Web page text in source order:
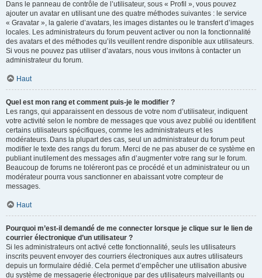
Dans le panneau de contrôle de l’utilisateur, sous « Profil », vous pouvez
ajouter un avatar en utilisant une des quatre méthodes suivantes : le service
« Gravatar », la galerie d’avatars, les images distantes ou le transfert d’images
locales. Les administrateurs du forum peuvent activer ou non la fonctionnalité
des avatars et des méthodes qu’ils veuillent rendre disponible aux utilisateurs.
Si vous ne pouvez pas utiliser d’avatars, nous vous invitons à contacter un
administrateur du forum.
Haut
Quel est mon rang et comment puis-je le modifier ?
Les rangs, qui apparaissent en dessous de votre nom d’utilisateur, indiquent
votre activité selon le nombre de messages que vous avez publié ou identifient
certains utilisateurs spécifiques, comme les administrateurs et les
modérateurs. Dans la plupart des cas, seul un administrateur du forum peut
modifier le texte des rangs du forum. Merci de ne pas abuser de ce système en
publiant inutilement des messages afin d’augmenter votre rang sur le forum.
Beaucoup de forums ne toléreront pas ce procédé et un administrateur ou un
modérateur pourra vous sanctionner en abaissant votre compteur de
messages.
Haut
Pourquoi m’est-il demandé de me connecter lorsque je clique sur le lien de
courrier électronique d’un utilisateur ?
Si les administrateurs ont activé cette fonctionnalité, seuls les utilisateurs
inscrits peuvent envoyer des courriers électroniques aux autres utilisateurs
depuis un formulaire dédié. Cela permet d’empêcher une utilisation abusive
du système de messagerie électronique par des utilisateurs malveillants ou